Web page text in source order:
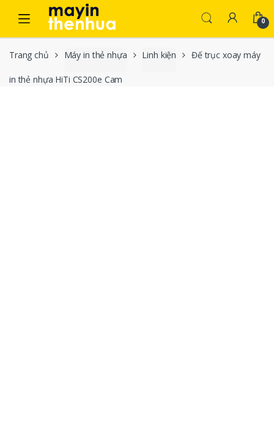
Skip to navigation
Skip to content
0
Trang chủ Máy in thẻ nhựa Linh kiện Đế trục xoay máy
in thẻ nhựa HiTi CS200e Cam